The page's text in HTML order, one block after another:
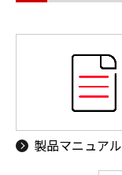
製品マニュアル